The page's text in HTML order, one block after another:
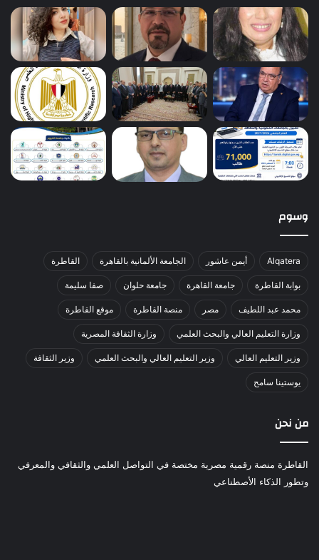
وسوم
Alqatera أيمن عاشور الجامعة الألمانية بالقاهرة القاطرة
بوابة القاطرة جامعة القاهرة جامعة حلوان صفا سليمة
محمد عبد اللطيف مصر منصة القاطرة موقع القاطرة
وزارة التعليم العالي والبحث العلمي وزارة الثقافة المصرية
وزير التعليم العالي وزير التعليم العالي والبحث العلمي وزير الثقافة
يوستينا سامح
من نحن
القاطرة منصة رقمية مصرية مختصة في التواصل العلمي والثقافي والمعرفي
وتطور الذكاء الأصطناعي